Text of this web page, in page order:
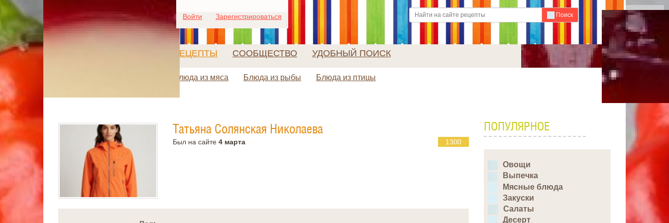
Войти Зарегистрироваться Поиск
РЕЦЕПТЫ СООБЩЕСТВО УДОБНЫЙ ПОИСК
Блюда из мяса Блюда из рыбы Блюда из птицы
Татьяна Солянская Николаева
Был на сайте 4 марта 1300
ПОПУЛЯРНОЕ
Овощи
Выпечка
Мясные блюда
Закуски
Салаты
Десерт
Для любых предложений по
сайту: ideaport@cp9.ru